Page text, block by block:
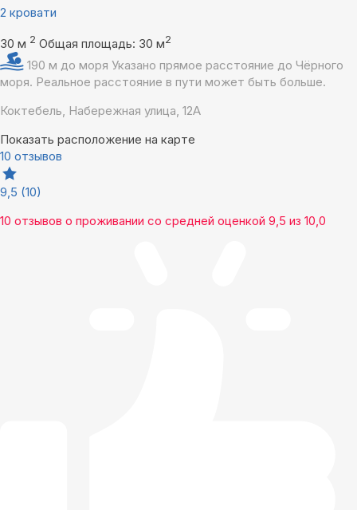
2 кровати
30 м 2 Общая площадь: 30 м2
190 м до моря Указано прямое расстояние до Чёрного
моря. Реальное расстояние в пути может быть больше.
Коктебель, Набережная улица, 12А
Показать расположение на карте
10 отзывов
9,5 (10)
10 отзывов о проживании со средней оценкой 9,5 из 10,0